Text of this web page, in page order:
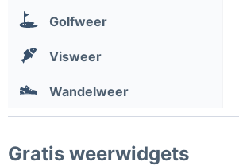
Golfweer
Visweer
Wandelweer
Gratis weerwidgets